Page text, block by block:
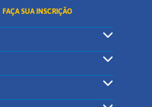
FAÇA SUA INSCRIÇÃO